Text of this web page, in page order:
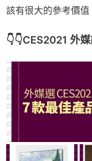
該有很大的參考價值
👇👇CES2021 外